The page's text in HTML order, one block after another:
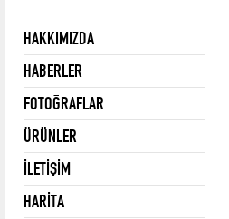
HAKKIMIZDA
HABERLER
FOTOĞRAFLAR
ÜRÜNLER
İLETİŞİM
HARİTA